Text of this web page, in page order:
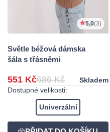
5,0(3)
Světle béžová dámska
šála s třásněmi
551 Kč686 Kč
Skladem
Dostupné velikosti:
Univerzální